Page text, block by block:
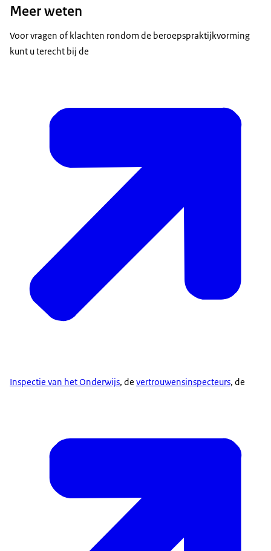
Meer weten
Voor vragen of klachten rondom de beroepspraktijkvorming
kunt u terecht bij de
Inspectie van het Onderwijs, de vertrouwensinspecteurs, de